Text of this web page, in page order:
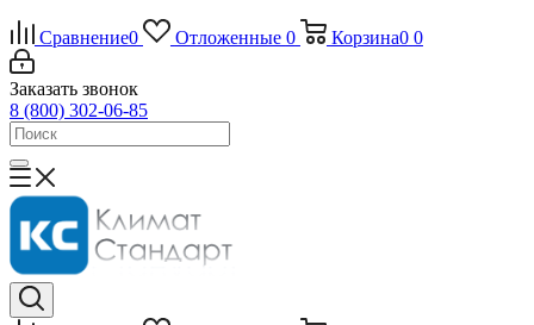
Сравнение0 Отложенные 0 Корзина0 0
Заказать звонок
8 (800) 302-06-85